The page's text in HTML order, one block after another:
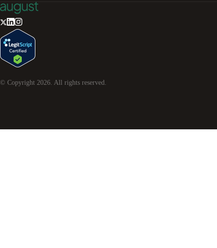
© Copyright 2026 . All rights reserved.